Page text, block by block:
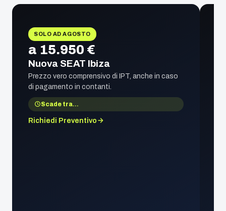
SOLO AD AGOSTO
a 15.950 €
Nuova SEAT Ibiza
Prezzo vero comprensivo di IPT, anche in caso
di pagamento in contanti.
Scade tra…
Richiedi Preventivo